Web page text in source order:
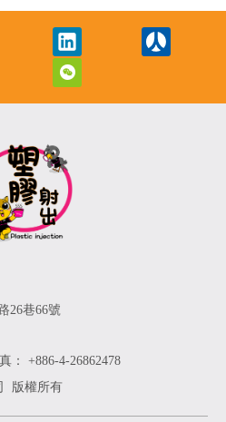
26巷66號
： +886-4-26862478
版權所有